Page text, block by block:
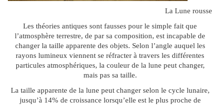
La Lune rousse
Les théories antiques sont fausses pour le simple fait que
l’atmosphère terrestre, de par sa composition, est incapable de
changer la taille apparente des objets. Selon l’angle auquel les
rayons lumineux viennent se réfracter à travers les différentes
particules atmosphériques, la couleur de la lune peut changer,
mais pas sa taille.
La taille apparente de la lune peut changer selon le cycle lunaire,
jusqu’à 14% de croissance lorsqu’elle est le plus proche de